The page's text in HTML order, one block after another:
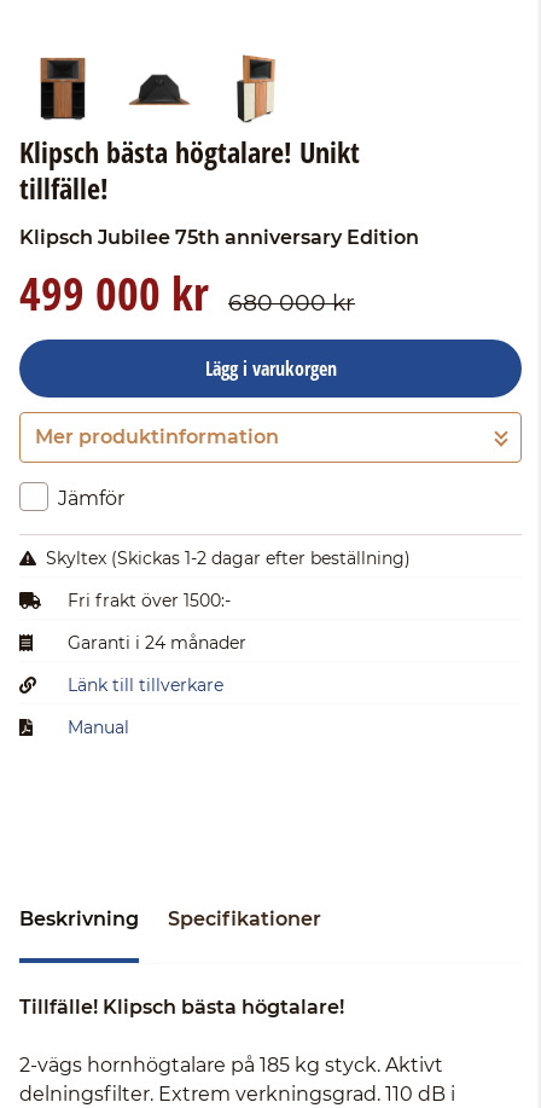
Klipsch bästa högtalare! Unikt
tillfälle!
Klipsch Jubilee 75th anniversary Edition
499 000 kr 680 000 kr
Lägg i varukorgen
Gå till kassan
Mer produktinformation
Jämför
Skyltex (Skickas 1-2 dagar efter beställning)
Fri frakt över 1500:-
Garanti i 24 månader
Länk till tillverkare
Manual
Beskrivning Specifikationer
Tillfälle! Klipsch bästa högtalare!
2-vägs hornhögtalare på 185 kg styck. Aktivt
delningsfilter. Extrem verkningsgrad. 110 dB i